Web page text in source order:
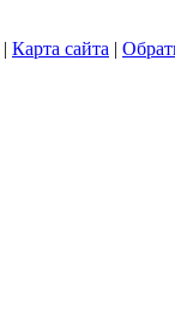
| Карта сайта |